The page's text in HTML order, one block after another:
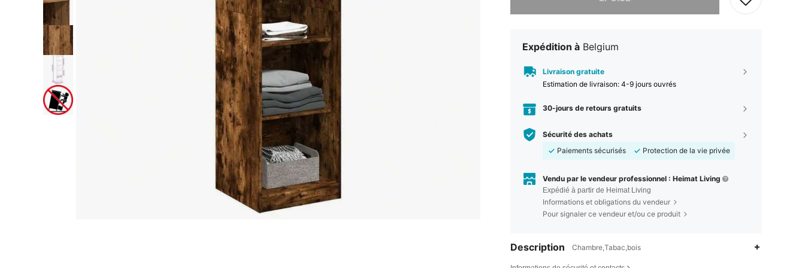
Expédition à Belgium
Livraison gratuite
Estimation de livraison: 4-9 jours ouvrés
30-jours de retours gratuits
Sécurité des achats
Paiements sécurisés
Protection de la vie privée
Vendu par le vendeur professionnel : Heimat Living
Expédié à partir de Heimat Living
Informations et obligations du vendeur
Pour signaler ce vendeur et/ou ce produit
Description Chambre,Tabac,bois